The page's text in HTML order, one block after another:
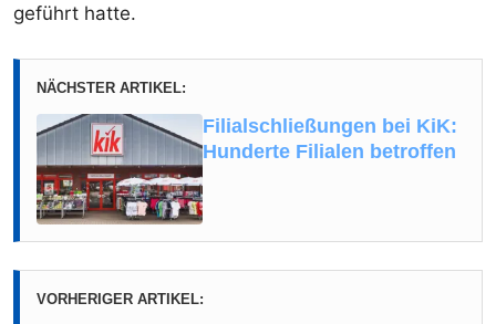
geführt hatte.
NÄCHSTER ARTIKEL:
Filialschließungen bei KiK:
Hunderte Filialen betroffen
VORHERIGER ARTIKEL: